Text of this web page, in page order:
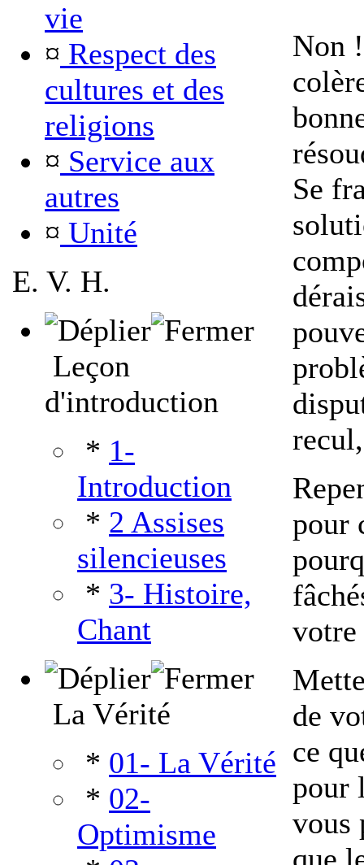
vie
¤ Respect des
cultures et des
religions
¤ Service aux
autres
¤ Unité
E. V. H.
Leçon
d'introduction
* 1-
Introduction
* 2 Assises
silencieuses
* 3- Histoire,
Chant
La Vérité
* 01- La Vérité
* 02-
Optimisme
Non
Se
pour
votre
de
ce
pour
vous